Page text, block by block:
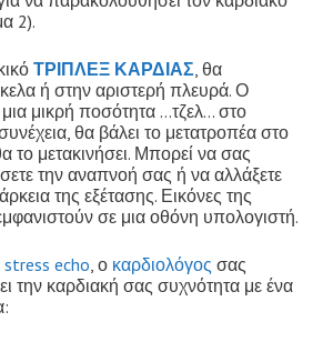
2).
ΤΡΙΠΛΕΞ ΚΑΡΔΙΑΣ, θα
ή στην αριστερή πλευρά. Ο
μικρή ποσότητα …τζελ… στο
θα βάλει το μετατροπέα στο
το μετακινήσει. Μπορεί να σας
την αναπνοή σας ή να αλλάξετε
της εξέτασης. Εικόνες της
σε μια οθόνη υπολογιστή.
stress echo, ο καρδιολόγος σας
την καρδιακή σας συχνότητα με ένα